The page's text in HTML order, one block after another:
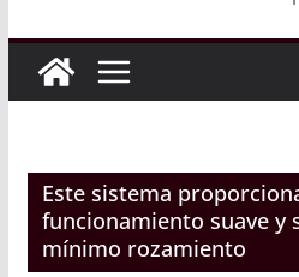
Este sistema
funcionamiento suave y
mínimo rozamiento